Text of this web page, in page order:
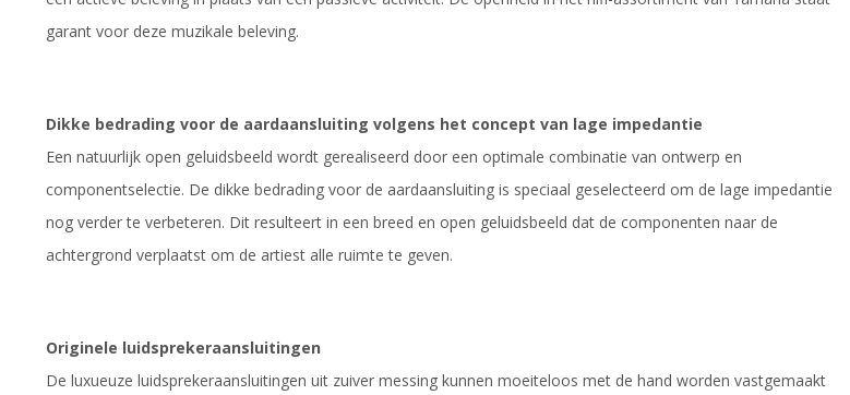
garant voor deze muzikale beleving.
Dikke bedrading voor de aardaansluiting volgens het concept van lage impedantie
Een natuurlijk open geluidsbeeld wordt gerealiseerd door een optimale combinatie van ontwerp en
componentselectie. De dikke bedrading voor de aardaansluiting is speciaal geselecteerd om de lage impedantie
nog verder te verbeteren. Dit resulteert in een breed en open geluidsbeeld dat de componenten naar de
achtergrond verplaatst om de artiest alle ruimte te geven.
Originele luidsprekeraansluitingen
De luxueuze luidsprekeraansluitingen uit zuiver messing kunnen moeiteloos met de hand worden vastgemaakt